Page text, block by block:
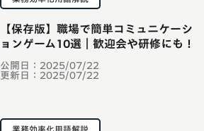
公開日： 2025/07/22
更新日： 2025/07/22
【保存版】職場で簡単コミュニケーシ
ョンゲーム10選｜歓迎会や研修にも！
業務効率化用語解説